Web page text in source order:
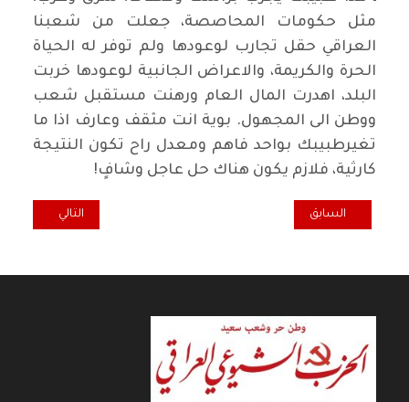
مثل حكومات المحاصصة، جعلت من شعبنا
العراقي حقل تجارب لوعودها ولم توفر له الحياة
الحرة والكريمة، والاعراض الجانبية لوعودها خربت
البلد، اهدرت المال العام ورهنت مستقبل شعب
ووطن الى المجهول. بوية انت مثقف وعارف اذا ما
تغيرطبيبك بواحد فاهم ومعدل راح تكون النتيجة
كارثية، فلازم يكون هناك حل عاجل وشافٍ!
المقال السابق: ليس مجرد كلام.. التظاهرات والانترنت! / عبد السادة
السابق المقال
التالي